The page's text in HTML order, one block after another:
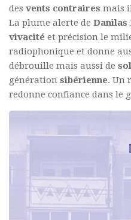
des vents contraires mais
La plume alerte de Danilas
vivacité et précision le
radiophonique et donne
débrouille mais aussi de
génération sibérienne. Un
redonne confiance dans le